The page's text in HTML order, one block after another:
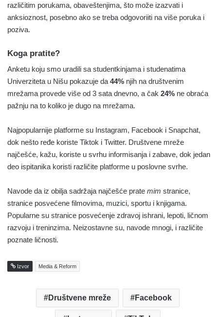
različitim porukama, obaveštenjima, što može izazvati i
anksioznost, posebno ako se treba odgovoriiti na više poruka i
poziva.
Koga pratite?
Anketu koju smo uradili sa studentkinjama i studenatima
Univerziteta u Nišu pokazuje da 44% njih na društvenim
mrežama provede više od 3 sata dnevno, a čak 24% ne obraća
pažnju na to koliko je dugo na mrežama.
Najpopularnije platforme su Instagram, Facebook i Snapchat,
dok nešto ređe koriste Tiktok i Twitter. Društvene mreže
najčešće, kažu, koriste u svrhu informisanja i zabave, dok jedan
deo ispitanika koristi različite platforme u poslovne svrhe.
Navode da iz obilja sadržaja najčešće prate mim stranice,
stranice posvećene filmovima, muzici, sportu i knjigama.
Popularne su stranice posvećenje zdravoj ishrani, lepoti, ličnom
razvoju i treninzima. Neizostavne su, navode mnogi, i različite
poznate ličnosti.
Izvor Media & Reform
Društvene mreže Facebook